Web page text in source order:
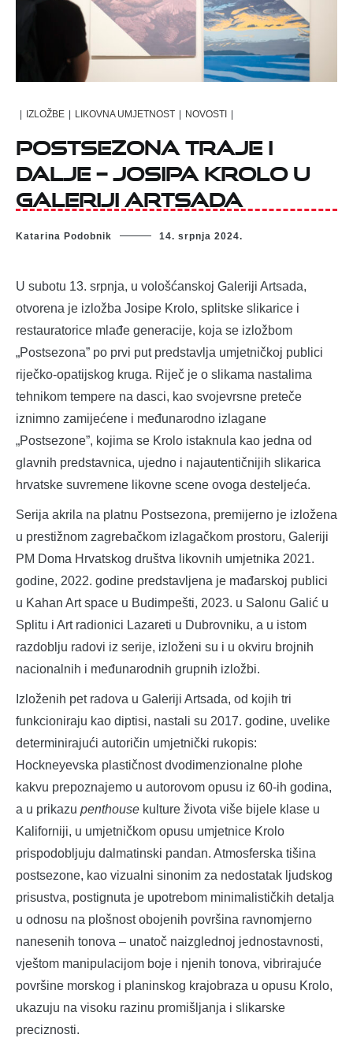
| IZLOŽBE | LIKOVNA UMJETNOST | NOVOSTI |
Postsezona traje i
dalje – Josipa Krolo u
Galeriji Artsada
Katarina Podobnik 14. srpnja 2024.
U subotu 13. srpnja, u vološćanskoj Galeriji Artsada,
otvorena je izložba Josipe Krolo, splitske slikarice i
restauratorice mlađe generacije, koja se izložbom
„Postsezona” po prvi put predstavlja umjetničkoj publici
riječko-opatijskog kruga. Riječ je o slikama nastalima
tehnikom tempere na dasci, kao svojevrsne preteče
iznimno zamijećene i međunarodno izlagane
„Postsezone”, kojima se Krolo istaknula kao jedna od
glavnih predstavnica, ujedno i najautentičnijih slikarica
hrvatske suvremene likovne scene ovoga desteljeća.
Serija akrila na platnu Postsezona, premijerno je izložena
u prestižnom zagrebačkom izlagačkom prostoru, Galeriji
PM Doma Hrvatskog društva likovnih umjetnika 2021.
godine, 2022. godine predstavljena je mađarskoj publici
u Kahan Art space u Budimpešti, 2023. u Salonu Galić u
Splitu i Art radionici Lazareti u Dubrovniku, a u istom
razdoblju radovi iz serije, izloženi su i u okviru brojnih
nacionalnih i međunarodnih grupnih izložbi.
Izloženih pet radova u Galeriji Artsada, od kojih tri
funkcioniraju kao diptisi, nastali su 2017. godine, uvelike
determinirajući autoričin umjetnički rukopis:
Hockneyevska plastičnost dvodimenzionalne plohe
kakvu prepoznajemo u autorovom opusu iz 60-ih godina,
a u prikazu penthouse kulture života više bijele klase u
Kaliforniji, u umjetničkom opusu umjetnice Krolo
prispodobljuju dalmatinski pandan. Atmosferska tišina
postsezone, kao vizualni sinonim za nedostatak ljudskog
prisustva, postignuta je upotrebom minimalističkih detalja
u odnosu na plošnost obojenih površina ravnomjerno
nanesenih tonova – unatoč naizglednoj jednostavnosti,
vještom manipulacijom boje i njenih tonova, vibrirajuće
površine morskog i planinskog krajobraza u opusu Krolo,
ukazuju na visoku razinu promišljanja i slikarske
preciznosti.